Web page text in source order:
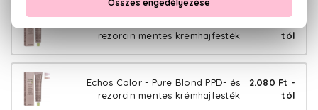
rezorcin mentes krémhajfesték
tól
Echos Color - Pure Blond PPD- és
rezorcin mentes krémhajfesték
2.080 Ft -
tól